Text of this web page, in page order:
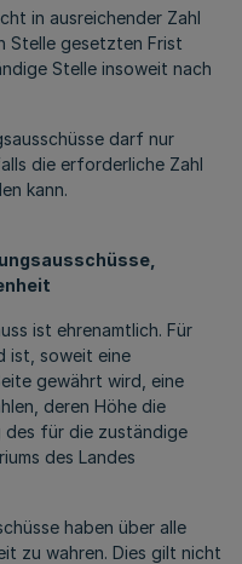
in ausreichender Zahl
Stelle gesetzten Frist
Stelle insoweit nach
darf nur
die erforderliche Zahl
kann.
ist ehrenamtlich. Für
ist, soweit eine
gewährt wird, eine
deren Höhe die
des für die zuständige
des Landes
haben über alle
zu wahren. Dies gilt nicht